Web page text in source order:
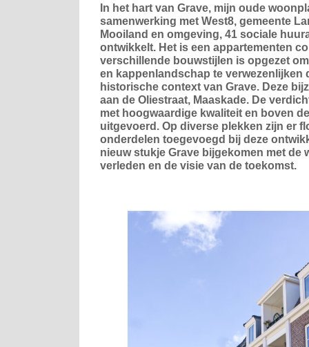
In het hart van Grave, mijn oude
samenwerking met West8, gemeente
Mooiland en omgeving, 41 sociale
ontwikkelt. Het is een appartementen
verschillende bouwstijlen is opgezet
en kappenlandschap te verwezenlijken
historische context van Grave. Deze
aan de Oliestraat, Maaskade. De
met hoogwaardige kwaliteit en boven
uitgevoerd. Op diverse plekken zijn er
onderdelen toegevoegd bij deze
nieuw stukje Grave bijgekomen met de
verleden en de visie van de toekomst.